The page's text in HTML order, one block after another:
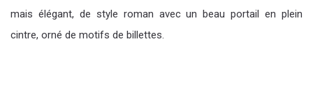
mais élégant, de style roman avec un beau portail en plein
cintre, orné de motifs de billettes.